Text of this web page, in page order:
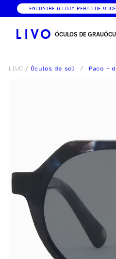
ENCONTRE A LOJA PERTO DE VOCÊ
ÓCULOS DE GRAU
LIVO / Óculos de sol / Paco -